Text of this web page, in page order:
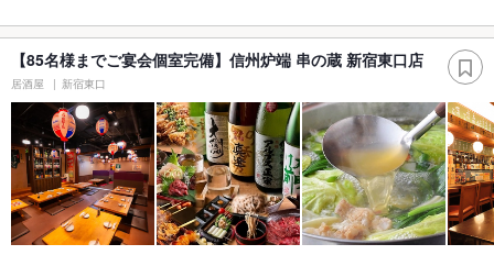
【85名様までご宴会個室完備】信州炉端 串の蔵 新宿東口店
居酒屋 新宿東口